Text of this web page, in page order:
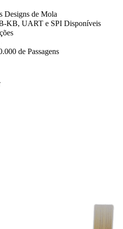
Designs de Mola
KB, UART e SPI Disponíveis
de Passagens